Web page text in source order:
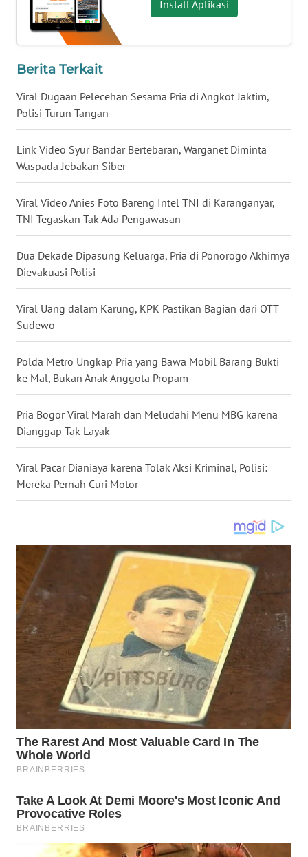
Install Aplikasi
Berita Terkait
Viral Dugaan Pelecehan Sesama Pria di Angkot Jaktim,
Polisi Turun Tangan
Link Video Syur Bandar Bertebaran, Warganet Diminta
Waspada Jebakan Siber
Viral Video Anies Foto Bareng Intel TNI di Karanganyar,
TNI Tegaskan Tak Ada Pengawasan
Dua Dekade Dipasung Keluarga, Pria di Ponorogo Akhirnya
Dievakuasi Polisi
Viral Uang dalam Karung, KPK Pastikan Bagian dari OTT
Sudewo
Polda Metro Ungkap Pria yang Bawa Mobil Barang Bukti
ke Mal, Bukan Anak Anggota Propam
Pria Bogor Viral Marah dan Meludahi Menu MBG karena
Dianggap Tak Layak
Viral Pacar Dianiaya karena Tolak Aksi Kriminal, Polisi:
Mereka Pernah Curi Motor
WN
KALTARA
WN
KALSEL
WN
WN
WN
WN
MALUKU
WN
MALUT
WN
DAIRI
WN
DANAU
WN
NIAS
WN
LANGKAT
WN
TAPANULI
SELATAN
TANJUNG
LESUNG
KARO
WN
SIMALUNGUN